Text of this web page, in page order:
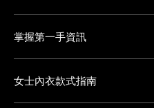
掌握第一手資訊
女士內衣款式指南